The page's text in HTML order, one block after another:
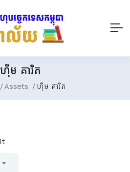
ហ៊ឹម គារិត
Assets ហ៊ឹម គារិត